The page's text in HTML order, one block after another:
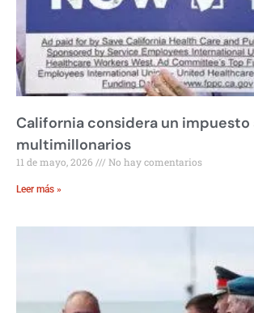
California considera un impuesto
multimillonarios
11 de mayo, 2026 No hay comentarios
Leer más »